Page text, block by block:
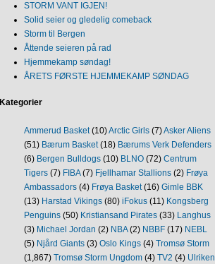
STORM VANT IGJEN!
Solid seier og gledelig comeback
Storm til Bergen
Åttende seieren på rad
Hjemmekamp søndag!
ÅRETS FØRSTE HJEMMEKAMP SØNDAG
Kategorier
Ammerud Basket(10)Arctic Girls(7)Asker Aliens
(51) Bærum Basket(18) Bærums Verk Defenders
(6) Bergen Bulldogs(10) BLNO(72) Centrum
Tigers(7) FIBA(7) Fjellhamar Stallions(2) Frøya
Ambassadors(4) Frøya Basket(16) Gimle BBK
(13) Harstad Vikings(80) iFokus(11) Kongsberg
Penguins(50) Kristiansand Pirates(33) Langhus
(3) Michael Jordan (2) NBA(2) NBBF(17) NEBL
(5) Njård Giants(3) Oslo Kings(4) Tromsø Storm
(1,867) Tromsø Storm Ungdom(4) TV2 (4) Ulriken